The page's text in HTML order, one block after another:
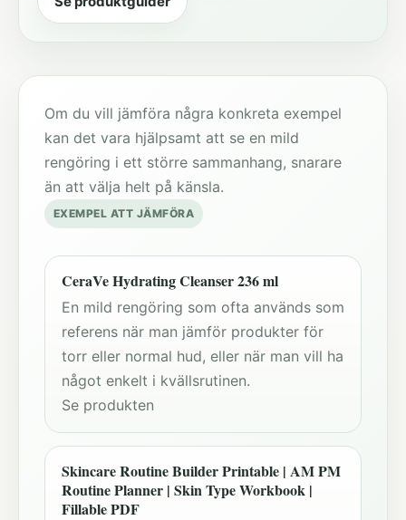
Om du vill jämföra några konkreta exempel
kan det vara hjälpsamt att se en mild
rengöring i ett större sammanhang, snarare
än att välja helt på känsla.
EXEMPEL ATT JÄMFÖRA
CeraVe Hydrating Cleanser 236 ml
En mild rengöring som ofta används som
referens när man jämför produkter för
torr eller normal hud, eller när man vill ha
något enkelt i kvällsrutinen.
Se produkten
Skincare Routine Builder Printable | AM PM
Routine Planner | Skin Type Workbook |
Fillable PDF